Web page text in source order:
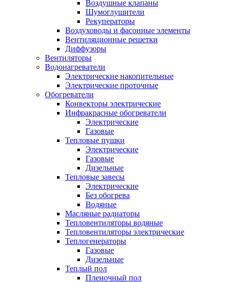
Воздушные клапаны
Шумоглушители
Рекуператоры
Воздуховоды и фасонные элементы
Вентиляционные решетки
Диффузоры
Вентиляторы
Водонагреватели
Электрические накопительные
Электрические проточные
Обогреватели
Конвекторы электрические
Инфракрасные обогреватели
Электрические
Газовые
Тепловые пушки
Электрические
Газовые
Дизельные
Тепловые завесы
Электрические
Без обогрева
Водяные
Масляные радиаторы
Тепловентиляторы водяные
Тепловентиляторы электрические
Теплогенераторы
Газовые
Дизельные
Теплый пол
Пленочный пол